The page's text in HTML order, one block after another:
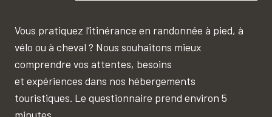
Vous pratiquez l’itinérance en randonnée à pied, à
vélo ou à cheval ? Nous souhaitons mieux
comprendre vos attentes, besoins
et expériences dans nos hébergements
touristiques. Le questionnaire prend environ 5